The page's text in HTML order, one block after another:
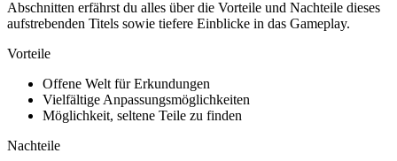
Abschnitten erfährst du alles über die Vorteile und Nachteile dieses
aufstrebenden Titels sowie tiefere Einblicke in das Gameplay.
Vorteile
Offene Welt für Erkundungen
Vielfältige Anpassungsmöglichkeiten
Möglichkeit, seltene Teile zu finden
Nachteile